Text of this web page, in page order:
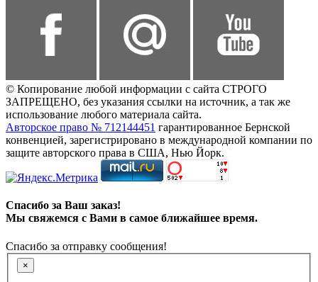
© Копирование любой информации с сайта СТРОГО
ЗАПРЕЩЕНО, без указания ссылки на источник, а так же
использование любого материала сайта.
Авторское право № 712144451 гарантированное Бернской
конвенцией, зарегистрировано в международной компании по
защите авторского права в США, Нью Йорк.
Спасибо за Ваш заказ!
Мы свяжемся с Вами в самое ближайшее время.
Спасибо за отправку сообщения!
×